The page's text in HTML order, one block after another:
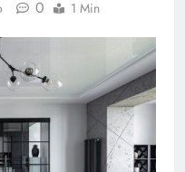
0 1 Min